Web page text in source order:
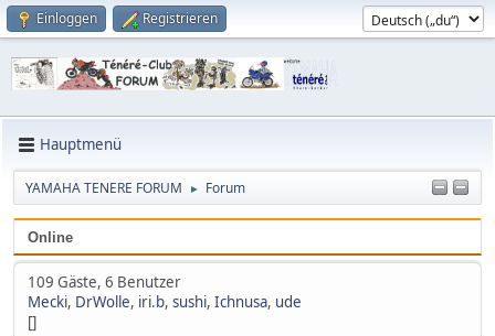
Einloggen Registrieren
Hauptmenü
YAMAHA TENERE FORUM ► Forum
Online
109 Gäste, 6 Benutzer
Mecki, DrWolle, iri.b, sushi, Ichnusa, ude
[]